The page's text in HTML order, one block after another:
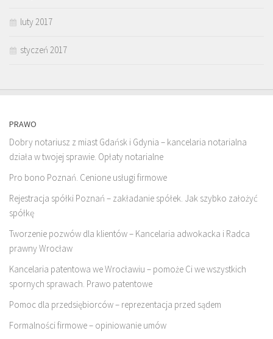
luty 2017
styczeń 2017
PRAWO
Dobry notariusz z miast Gdańsk i Gdynia – kancelaria notarialna
działa w twojej sprawie. Opłaty notarialne
Pro bono Poznań. Cenione usługi firmowe
Rejestracja spółki Poznań – zakładanie spółek. Jak szybko założyć
spółkę
Tworzenie pozwów dla klientów – Kancelaria adwokacka i Radca
prawny Wrocław
Kancelaria patentowa we Wrocławiu – pomoże Ci we wszystkich
spornych sprawach. Prawo patentowe
Pomoc dla przedsiębiorców – reprezentacja przed sądem
Formalności firmowe – opiniowanie umów